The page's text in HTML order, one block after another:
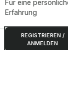
Für eine
Erfahrung
REGISTRIEREN /
ANMELDEN